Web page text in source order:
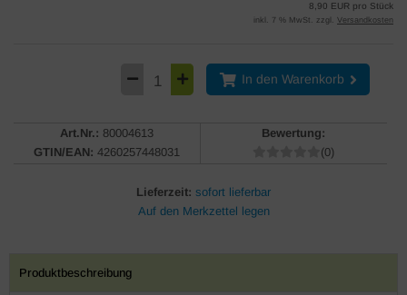
8,90 EUR pro Stück
inkl. 7 % MwSt. zzgl. Versandkosten
In den Warenkorb
Art.Nr.: 80004613
GTIN/EAN: 4260257448031
Bewertung:
(0)
Lieferzeit: sofort lieferbar
Produktbeschreibung